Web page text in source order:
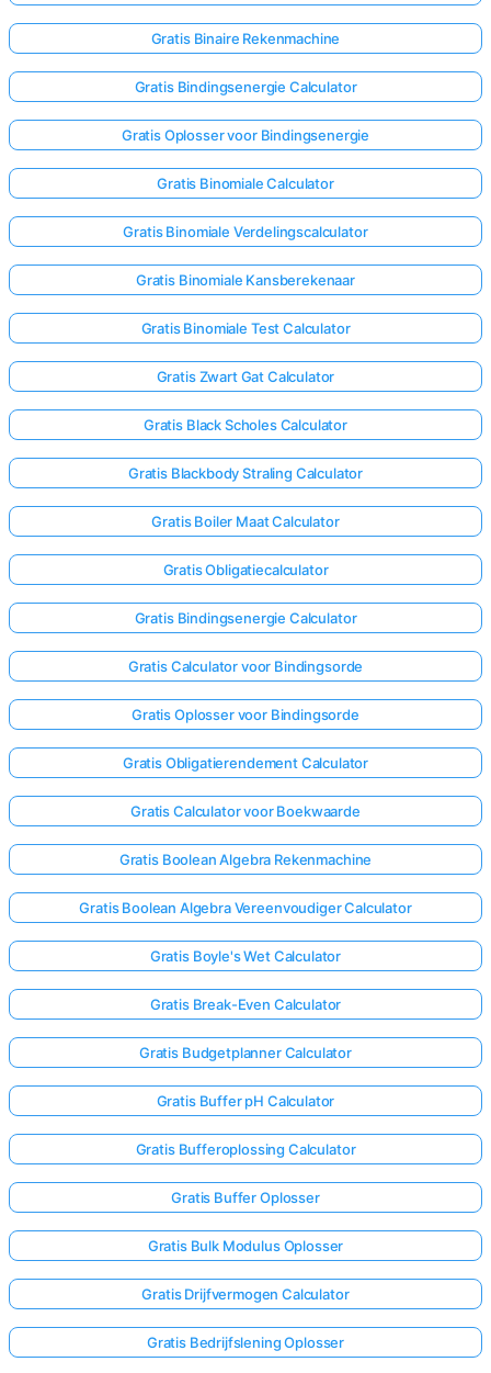
Gratis Binaire Rekenmachine
Gratis Bindingsenergie Calculator
Gratis Oplosser voor Bindingsenergie
Gratis Binomiale Calculator
Gratis Binomiale Verdelingscalculator
Gratis Binomiale Kansberekenaar
Gratis Binomiale Test Calculator
Gratis Zwart Gat Calculator
Gratis Black Scholes Calculator
Gratis Blackbody Straling Calculator
Gratis Boiler Maat Calculator
Gratis Obligatiecalculator
Gratis Bindingsenergie Calculator
Gratis Calculator voor Bindingsorde
Gratis Oplosser voor Bindingsorde
Gratis Obligatierendement Calculator
Gratis Calculator voor Boekwaarde
Gratis Boolean Algebra Rekenmachine
Gratis Boolean Algebra Vereenvoudiger Calculator
Gratis Boyle's Wet Calculator
Gratis Break-Even Calculator
Gratis Budgetplanner Calculator
Gratis Buffer pH Calculator
Gratis Bufferoplossing Calculator
Gratis Buffer Oplosser
Gratis Bulk Modulus Oplosser
Gratis Drijfvermogen Calculator
Gratis Bedrijfslening Oplosser